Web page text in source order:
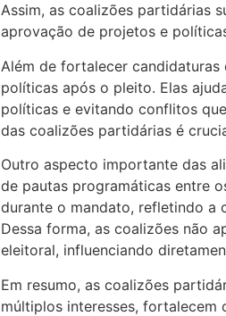
Assim, as coalizões partidárias
aprovação de projetos e
Além de fortalecer
políticas após o pleito. Elas
políticas e evitando conflitos
das coalizões partidárias é
Outro aspecto importante das
de pautas programáticas entre
durante o mandato, refletindo a
Dessa forma, as coalizões não
eleitoral, influenciando
Em resumo, as coalizões
múltiplos interesses, fortalecem